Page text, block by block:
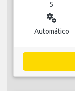
5
miscellaneous_services
Automático